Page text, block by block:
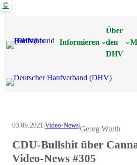
Zum
Informieren
Über
den
DHV
©
03.09.2021|Video-News|Georg Wurth
CDU-Bullshit über
Video-News #305